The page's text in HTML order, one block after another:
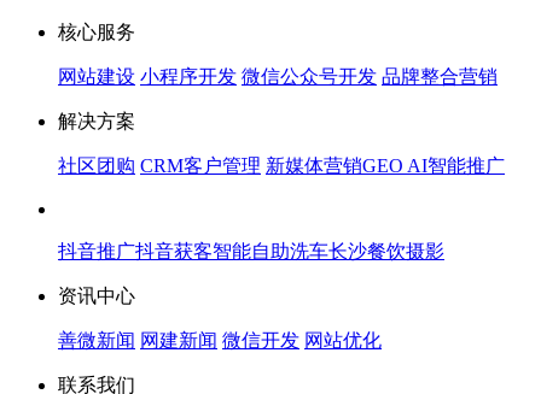
核心服务
网站建设 小程序开发 微信公众号开发 品牌整合营销
解决方案
社区团购 CRM客户管理 新媒体营销GEO AI智能推广
抖音推广抖音获客智能自助洗车长沙餐饮摄影
资讯中心
善微新闻 网建新闻 微信开发 网站优化
联系我们